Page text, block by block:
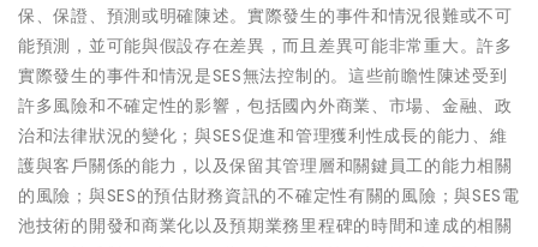
保、保證、預測或明確陳述。實際發生的事件和情況很難或不可
能預測，並可能與假設存在差異，而且差異可能非常重大。許多
實際發生的事件和情況是SES無法控制的。這些前瞻性陳述受到
許多風險和不確定性的影響，包括國內外商業、市場、金融、政
治和法律狀況的變化；與SES促進和管理獲利性成長的能力、維
護與客戶關係的能力，以及保留其管理層和關鍵員工的能力相關
的風險；與SES的預估財務資訊的不確定性有關的風險；與SES電
池技術的開發和商業化以及預期業務里程碑的時間和達成的相關